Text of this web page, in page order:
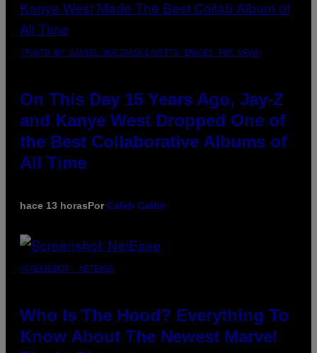
(PHOTO BY DANIEL BOCZARSKI/GETTY IMAGES FOR VEVO)
On This Day 15 Years Ago, Jay-Z
and Kanye West Dropped One of
the Best Collaborative Albums of
All Time
hace 13 horasPorCaleb Catlin
SCREENSHOT: NETEASE
Who Is The Hood? Everything To
Know About The Newest Marvel